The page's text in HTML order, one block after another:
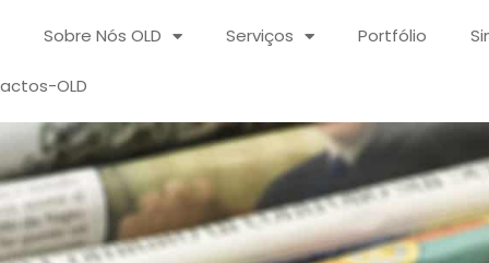
Sobre Nós OLD Serviços Portfólio
OLD